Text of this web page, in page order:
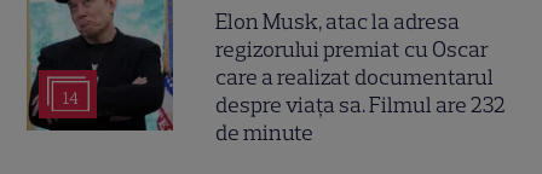
14
Elon Musk, atac la adresa
regizorului premiat cu Oscar
care a realizat documentarul
despre viața sa. Filmul are 232
de minute